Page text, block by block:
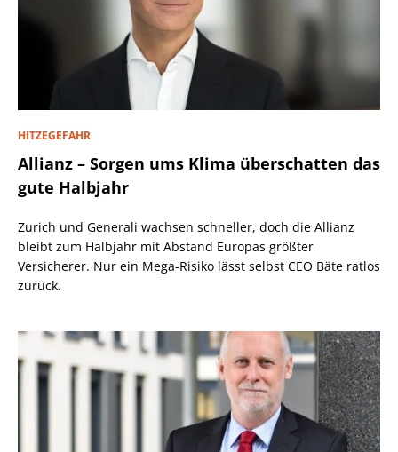
HITZEGEFAHR
Allianz – Sorgen ums Klima überschatten das
gute Halbjahr
Zurich und Generali wachsen schneller, doch die Allianz
bleibt zum Halbjahr mit Abstand Europas größter
Versicherer. Nur ein Mega-Risiko lässt selbst CEO Bäte ratlos
zurück.